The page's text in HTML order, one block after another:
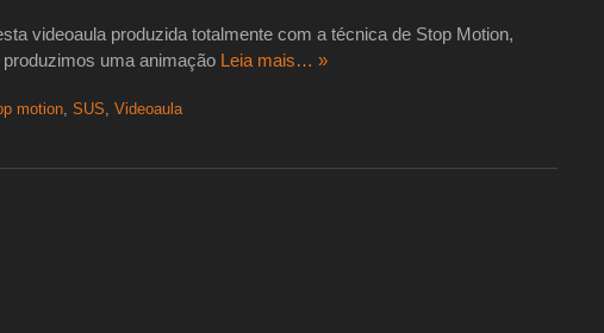
videoaula produzida totalmente com a técnica de Stop Motion,
uma animação Leia mais… »
motion, SUS, Videoaula